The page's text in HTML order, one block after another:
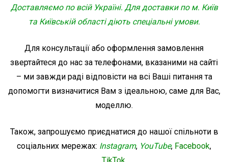
Доставляємо по всій Україні. Для доставки по м. Київ
та Київській області діють спеціальні умови.
Для консультації або оформлення замовлення
звертайтеся до нас за телефонами, вказаними на сайті
– ми завжди раді відповісти на всі Ваші питання та
допомогти визначитися Вам з ідеальною, саме для Вас,
моделлю.
Також, запрошуємо приєднатися до нашої спільноти в
соціальних мережах: Instagram, YouTube, Facebook,